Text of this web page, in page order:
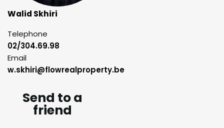
Walid Skhiri
Telephone
02/304.69.98
Email
w.skhiri@flowrealproperty.be
Send to a
friend